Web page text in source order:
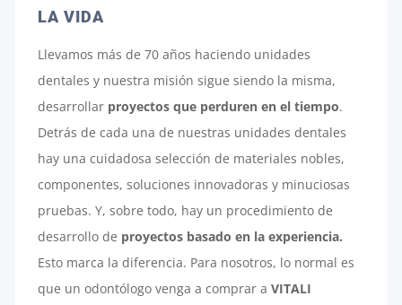
LA VIDA
Llevamos más de 70 años haciendo unidades
dentales y nuestra misión sigue siendo la misma,
desarrollar proyectos que perduren en el tiempo.
Detrás de cada una de nuestras unidades dentales
hay una cuidadosa selección de materiales nobles,
componentes, soluciones innovadoras y minuciosas
pruebas. Y, sobre todo, hay un procedimiento de
desarrollo de proyectos basado en la experiencia.
Esto marca la diferencia. Para nosotros, lo normal es
que un odontólogo venga a comprar a VITALI